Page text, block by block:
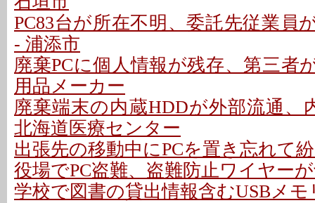
PC83台が所在不明、委託先従業員
- 浦添市
廃棄PCに個人情報が残存、第三者
用品メーカー
廃棄端末の内蔵HDDが外部流通、
北海道医療センター
出張先の移動中にPCを置き忘れて
役場でPC盗難、盗難防止ワイヤー
学校で図書の貸出情報含むUSBメ